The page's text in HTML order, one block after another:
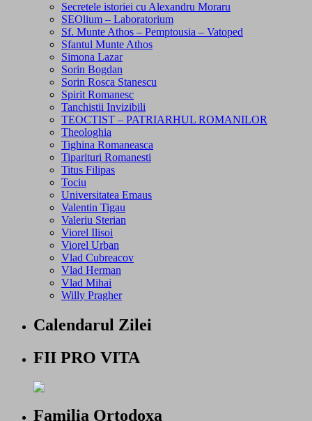
Secretele istoriei cu Alexandru Moraru
SEOlium – Laboratorium
Sf. Munte Athos – Pemptousia – Vatoped
Sfantul Munte Athos
Simona Lazar
Sorin Bogdan
Sorin Rosca Stanescu
Spirit Romanesc
Tanchistii Invizibili
TEOCTIST – PATRIARHUL ROMANILOR
Theologhia
Tighina Romaneasca
Tiparituri Romanesti
Titus Filipas
Tociu
Universitatea Emaus
Valentin Tigau
Valeriu Sterian
Viorel Ilisoi
Viorel Urban
Vlad Cubreacov
Vlad Herman
Vlad Mihai
Willy Pragher
Calendarul Zilei
FII PRO VITA
Familia Ortodoxa